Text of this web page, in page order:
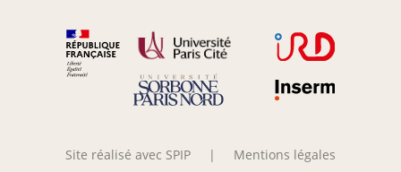
Site réalisé avec SPIP | Mentions légales